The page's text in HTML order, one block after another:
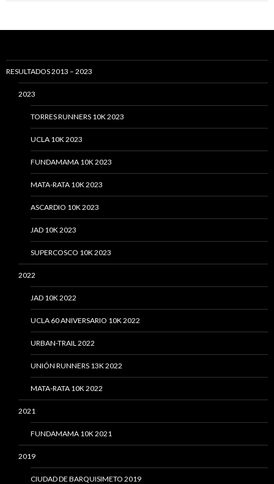
RESULTADOS 2013 – 2023
2023
TORRES RUNNERS 10K 2023
UCLA 10K 2023
FUNDAMAMA 10K 2023
MATA-RATA 10K 2023
ASCARDIO 10K 2023
JAD 10K 2023
SUPERCOSCO 10K 2023
2022
JAD 10K 2022
UCLA 60 ANIVERSARIO 10K 2022
URBAN-TRAIL 2022
UNIÓN RUNNERS 13K 2022
MATA-RATA 10K 2022
2021
FUNDAMAMA 10K 2021
2019
CIUDAD DE BARQUISIMETO 2019